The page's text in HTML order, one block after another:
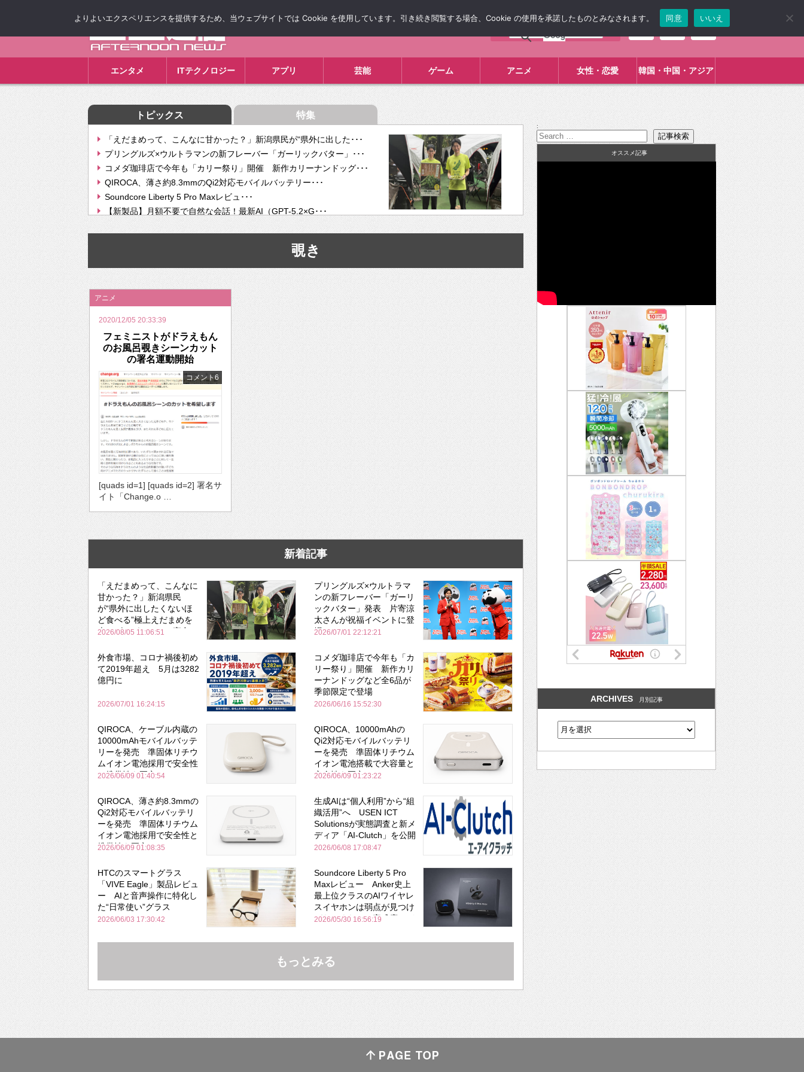
エンタメ ITテクノロジー アプリ 芸能 ゲーム アニメ 女性・恋愛 韓国・中国・アジア
トピックス 特集
「えだまめって、こんなに甘かった？」新潟県民が“県外に出した･･･
プリングルズ×ウルトラマンの新フレーバー「ガーリックバター」･･･
コメダ珈琲店で今年も「カリー祭り」開催 新作カリーナンドッグ･･･
QIROCA、薄さ約8.3mmのQi2対応モバイルバッテリー･･･
Soundcore Liberty 5 Pro Maxレビュ･･･
【新製品】月額不要で自然な会話！最新AI（GPT-5.2×G･･･
【次世代の没入感と生産性】VITURE Luma Ultra･･･
挫折率8割の壁をAIで突破。ジャストシステム、”自分が今話し･･･
2026年のバレンタインは「自分で作って、想いを渡す」 TE･･･
覗き
アニメ
2020/12/05 20:33:39
フェミニストがドラえもん
のお風呂覗きシーンカット
の署名運動開始
コメント6
[quads id=1] [quads id=2] 署名サ
イト「Change.o …
新着記事
「えだまめって、こんなに
甘かった？」新潟県民
が“県外に出したくないほ
ど食べる”極上えだまめを
森のビアガーデンで実食
2026/08/05 11:06:51
プリングルズ×ウルトラマ
ンの新フレーバー「ガーリ
ックバター」発表 片寄涼
太さんが祝福イベントに登
場
2026/07/01 22:12:21
外食市場、コロナ禍後初め
て2019年超え 5月は3282
億円に
2026/07/01 16:24:15
コメダ珈琲店で今年も「カ
リー祭り」開催 新作カリ
ーナンドッグなど全6品が
季節限定で登場
2026/06/16 15:52:30
QIROCA、ケーブル内蔵の
10000mAhモバイルバッテ
リーを発売 準固体リチウ
ムイオン電池採用で安全性
と携帯性を両立
2026/06/09 01:40:54
QIROCA、10000mAhの
Qi2対応モバイルバッテリ
ーを発売 準固体リチウム
イオン電池搭載で大容量と
安全性を両立
2026/06/09 01:23:22
QIROCA、薄さ約8.3mmの
Qi2対応モバイルバッテリ
ーを発売 準固体リチウム
イオン電池採用で安全性と
携帯性を両立
2026/06/09 01:08:35
生成AIは“個人利用”から“組
織活用”へ USEN ICT
Solutionsが実態調査と新メ
ディア「AI-Clutch」を公開
2026/06/08 17:08:47
HTCのスマートグラス
「VIVE Eagle」製品レビュ
ー AIと音声操作に特化し
た“日常使い”グラス
2026/06/03 17:30:42
Soundcore Liberty 5 Pro
Maxレビュー Anker史上
最上位クラスのAIワイヤレ
スイヤホンは弱点が見つけ
づらいくらいの完成度にび
Bose並み
2026/05/30 16:56:19
もっとみる
:
オススメ記事
ARCHIVES 月別記事
よりよいエクスペリエンスを提供するため、当ウェブサイトでは Cookie を使用しています。引き続き閲覧する場合、Cookie の使用を承諾したものとみなされます。 同意 いいえ